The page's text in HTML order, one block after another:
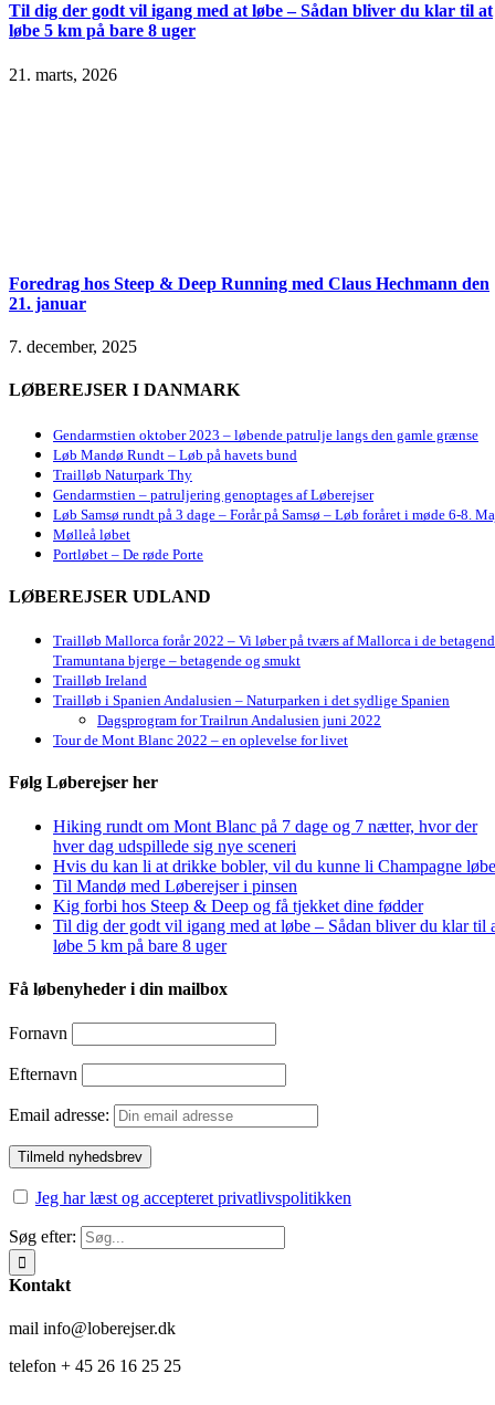
Til dig der godt vil igang med at løbe – Sådan bliver du klar til at
løbe 5 km på bare 8 uger
21. marts, 2026
Foredrag hos Steep & Deep Running med Claus Hechmann den
21. januar
7. december, 2025
LØBEREJSER I DANMARK
Gendarmstien oktober 2023 – løbende patrulje langs den gamle grænse
Løb Mandø Rundt – Løb på havets bund
Trailløb Naturpark Thy
Gendarmstien – patruljering genoptages af Løberejser
Løb Samsø rundt på 3 dage – Forår på Samsø – Løb foråret i møde 6-8.
Mølleå løbet
Portløbet – De røde Porte
LØBEREJSER UDLAND
Trailløb Mallorca forår 2022 – Vi løber på tværs af Mallorca i de
Tramuntana bjerge – betagende og smukt
Trailløb Ireland
Trailløb i Spanien Andalusien – Naturparken i det sydlige Spanien
Dagsprogram for Trailrun Andalusien juni 2022
Tour de Mont Blanc 2022 – en oplevelse for livet
Følg Løberejser her
Hiking rundt om Mont Blanc på 7 dage og 7 nætter, hvor der
hver dag udspillede sig nye sceneri
Hvis du kan li at drikke bobler, vil du kunne li Champagne
Til Mandø med Løberejser i pinsen
Kig forbi hos Steep & Deep og få tjekket dine fødder
Til dig der godt vil igang med at løbe – Sådan bliver du klar til
løbe 5 km på bare 8 uger
Få løbenyheder i din mailbox
Fornavn
Efternavn
Email adresse:
Jeg har læst og accepteret privatlivspolitikken
Søg efter:
Kontakt
mail info@loberejser.dk
telefon + 45 26 16 25 25